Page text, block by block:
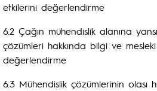
etkilerini değerlendirme
6.2 Çağın mühendislik alanına
çözümleri hakkında bilgi ve
değerlendirme
6.3 Mühendislik çözümlerinin olası